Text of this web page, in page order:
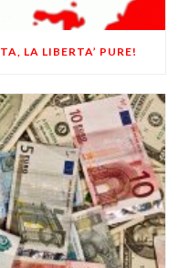
LA LIBERTA’ PURE!